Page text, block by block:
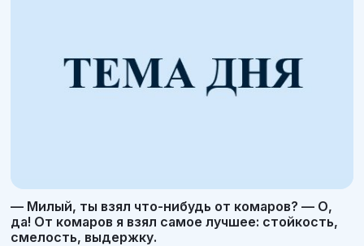
— Милый, ты взял что-нибудь от комаров? — О,
да! От комаров я взял самое лучшее: стойкость,
смелость, выдержку.